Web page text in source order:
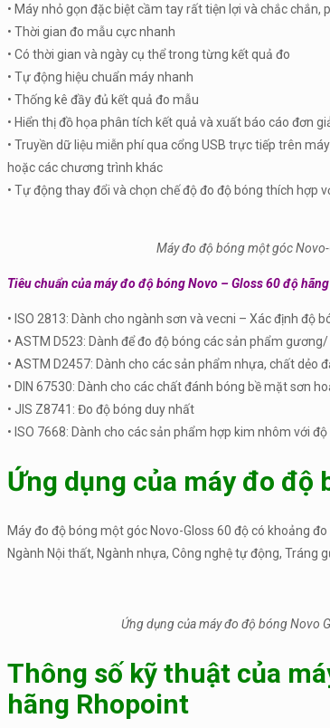
• Máy nhỏ gọn đặc biệt cầm tay rất tiện lợi và chắc
• Thời gian đo mẫu cực nhanh
• Có thời gian và ngày cụ thể trong từng kết quả đo
• Tự động hiệu chuẩn máy nhanh
• Thống kê đầy đủ kết quả đo mẫu
• Hiển thị đồ họa phân tích kết quả và xuất báo cáo đơn
• Truyền dữ liệu miễn phí qua cổng USB trực tiếp trên
hoặc các chương trình khác
• Tự động thay đổi và chọn chế độ đo độ bóng thích hợp
Máy đo độ bóng một góc Novo-
Tiêu chuẩn của máy đo độ bóng Novo – Gloss 60 độ
• ISO 2813: Dành cho ngành sơn và vecni – Xác định độ
• ASTM D523: Dành để đo độ bóng các sản phẩm gương/
• ASTM D2457: Dành cho các sản phẩm nhựa, chất dẻo
• DIN 67530: Dành cho các chất đánh bóng bề mặt sơn
• JIS Z8741: Đo độ bóng duy nhất
• ISO 7668: Dành cho các sản phẩm hợp kim nhôm với
Ứng dụng của máy đo độ
Máy đo độ bóng một góc Novo-Gloss 60 độ có khoảng
Ngành Nội thất, Ngành nhựa, Công nghệ tự động, Tráng
Ứng dụng của máy đo độ bóng Novo Gloss-
Thông số kỹ thuật của
hãng Rhopoint